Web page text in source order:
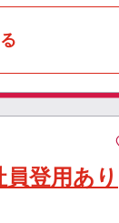
登用あり